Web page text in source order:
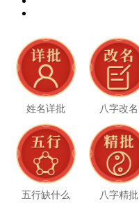
姓名详批 八字改名
五行缺什么 八字精批